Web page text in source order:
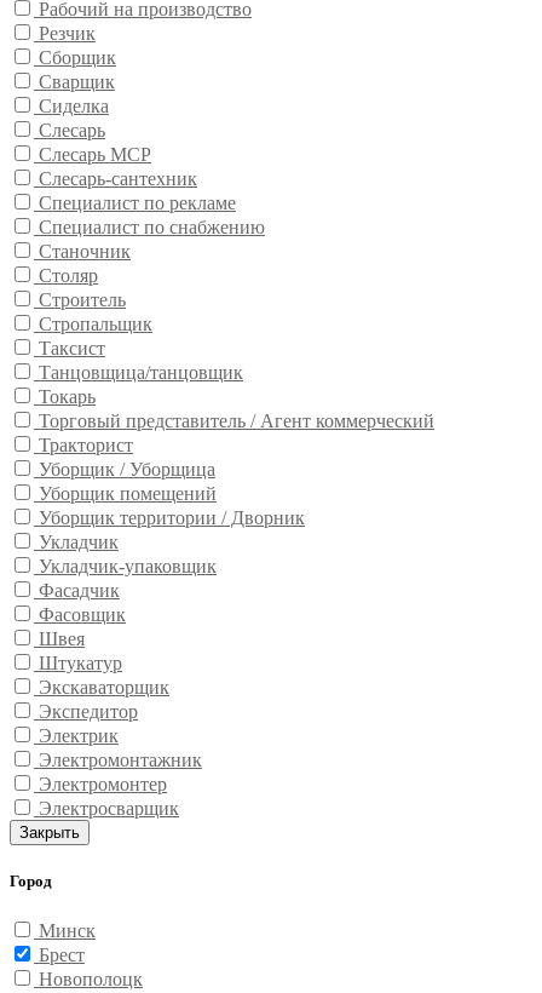
Рабочий на производство
Резчик
Сборщик
Сварщик
Сиделка
Слесарь
Слесарь МСР
Слесарь-сантехник
Специалист по рекламе
Специалист по снабжению
Станочник
Столяр
Строитель
Стропальщик
Таксист
Танцовщица/танцовщик
Токарь
Торговый представитель / Агент коммерческий
Тракторист
Уборщик / Уборщица
Уборщик помещений
Уборщик территории / Дворник
Укладчик
Укладчик-упаковщик
Фасадчик
Фасовщик
Швея
Штукатур
Экскаваторщик
Экспедитор
Электрик
Электромонтажник
Электромонтер
Электросварщик
Закрыть
Город
Минск
Брест
Новополоцк